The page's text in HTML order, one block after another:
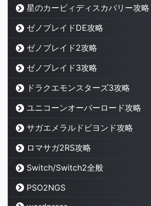
星のカービィディスカバリー攻略
ゼノブレイドDE攻略
ゼノブレイド2攻略
ゼノブレイド3攻略
ドラクエモンスターズ3攻略
ユニコーンオーバーロード攻略
サガエメラルドビヨンド攻略
ロマサガ2RS攻略
Switch/Switch2全般
PSO2NGS